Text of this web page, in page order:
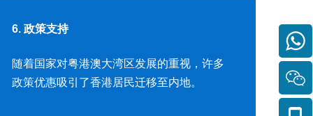
6. 政策支持
随着国家对粤港澳大湾区发展的重视，许多
政策优惠吸引了香港居民迁移至内地。